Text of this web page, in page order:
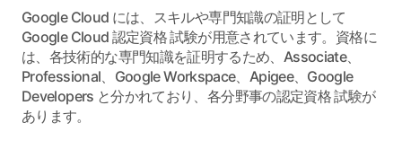
Google Cloud には、スキルや専門知識の証明として
Google Cloud 認定資格 試験が用意されています。資格に
は、各技術的な専門知識を証明するため、Associate、
Professional、Google Workspace、Apigee、Google
Developers と分かれており、各分野事の認定資格 試験が
あります。